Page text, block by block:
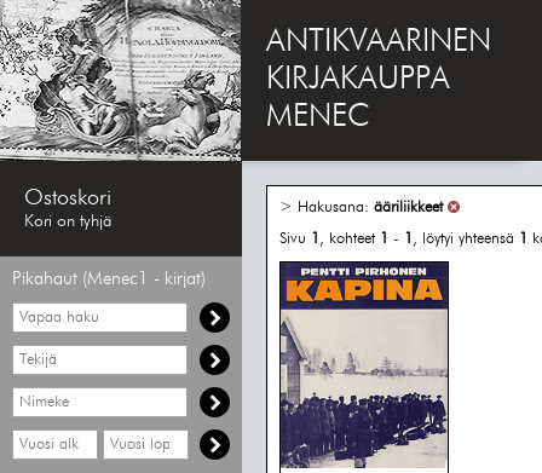
ANTIKVAARINEN
KIRJAKAUPPA
MENEC
Ostoskori
Kori on tyhjä
Pikahaut (Menec1 - kirjat)
Vapaa
haku
Hae
tekijää
Hae
nimekettä
Hae
vähimmäisvuosi
Hae
enimmäisvuosi
> Hakusana: ääriliikkeet
Sivu 1 , kohteet 1 - 1 , löytyi yhteensä 1